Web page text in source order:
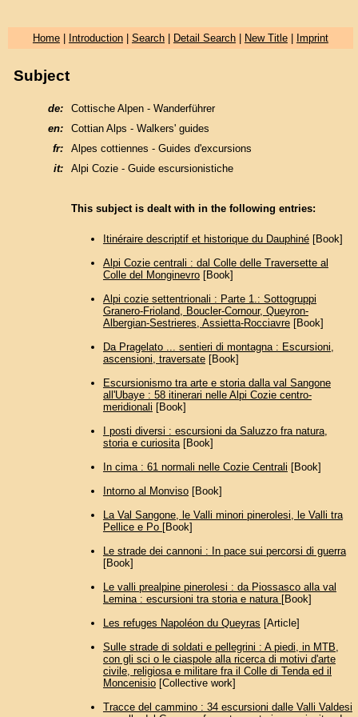
Home| Introduction| Search| Detail Search| New Title| Imprint
Subject
de:
Cottische Alpen - Wanderführer
en:
Cottian Alps - Walkers' guides
fr:
Alpes cottiennes - Guides d'excursions
it:
Alpi Cozie - Guide escursionistiche
This subject is dealt with in the following entries:
‎Itinéraire descriptif et historique du Dauphiné[Book]
Alpi Cozie centrali : dal Colle delle Traversette al
Colle del Monginevro[Book]
Alpi cozie settentrionali : Parte 1.: Sottogruppi
Granero-Frioland, Boucler-Cornour, Queyron-
Albergian-Sestrieres, Assietta-Rocciavre[Book]
Da Pragelato ... sentieri di montagna : Escursioni,
ascensioni, traversate[Book]
Escursionismo tra arte e storia dalla val Sangone
all'Ubaye : 58 itinerari nelle Alpi Cozie centro-
meridionali [Book]
I posti diversi : escursioni da Saluzzo fra natura,
storia e curiosita[Book]
In cima : 61 normali nelle Cozie Centrali [Book]
Intorno al Monviso[Book]
La Val Sangone, le Valli minori pinerolesi, le Valli tra
Pellice e Po [Book]
Le strade dei cannoni : In pace sui percorsi di guerra
[Book]
Le valli prealpine pinerolesi : da Piossasco alla val
Lemina : escursioni tra storia e natura [Book]
Les refuges Napoléon du Queyras [Article]
Sulle strade di soldati e pellegrini : A piedi, in MTB,
con gli sci o le ciaspole alla ricerca di motivi d'arte
civile, religiosa e militare fra il Colle di Tenda ed il
Moncenisio[Collective work]
Tracce del cammino : 34 escursioni dalle Valli Valdesi